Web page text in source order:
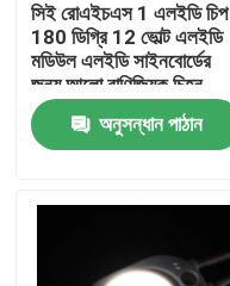
সিই রোএইচএস 1 এলইডি চিপ
180 ডিগ্রি 12 ভোল্ট এলইডি
মডিউল এলইডি সাইনবোর্ডের
জন্য আলো বাণিজ্যিক চিহ্ন,
আলংকারিক আলো উচ্চ মানের
অনুসন্ধান পাঠান